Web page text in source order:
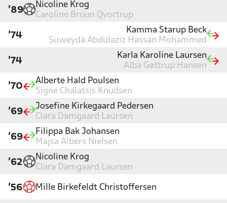
'89
Nicoline Krog
Caroline Bruun Qvortrup
'74
Kamma Starup Beck
Suweyda Abdulaziz Hassan Mohammed
'74
Karla Karoline Laursen
Alba Gøttrup Hansen
'70
Alberte Hald Poulsen
Signe Chalatsis Knudsen
'69
Josefine Kirkegaard Pedersen
Clara Damgaard Laursen
'69
Filippa Bak Johansen
Majsa Albers Nielsen
'62
Nicoline Krog
Clara Damgaard Laursen
'56 Mille Birkefeldt Christoffersen